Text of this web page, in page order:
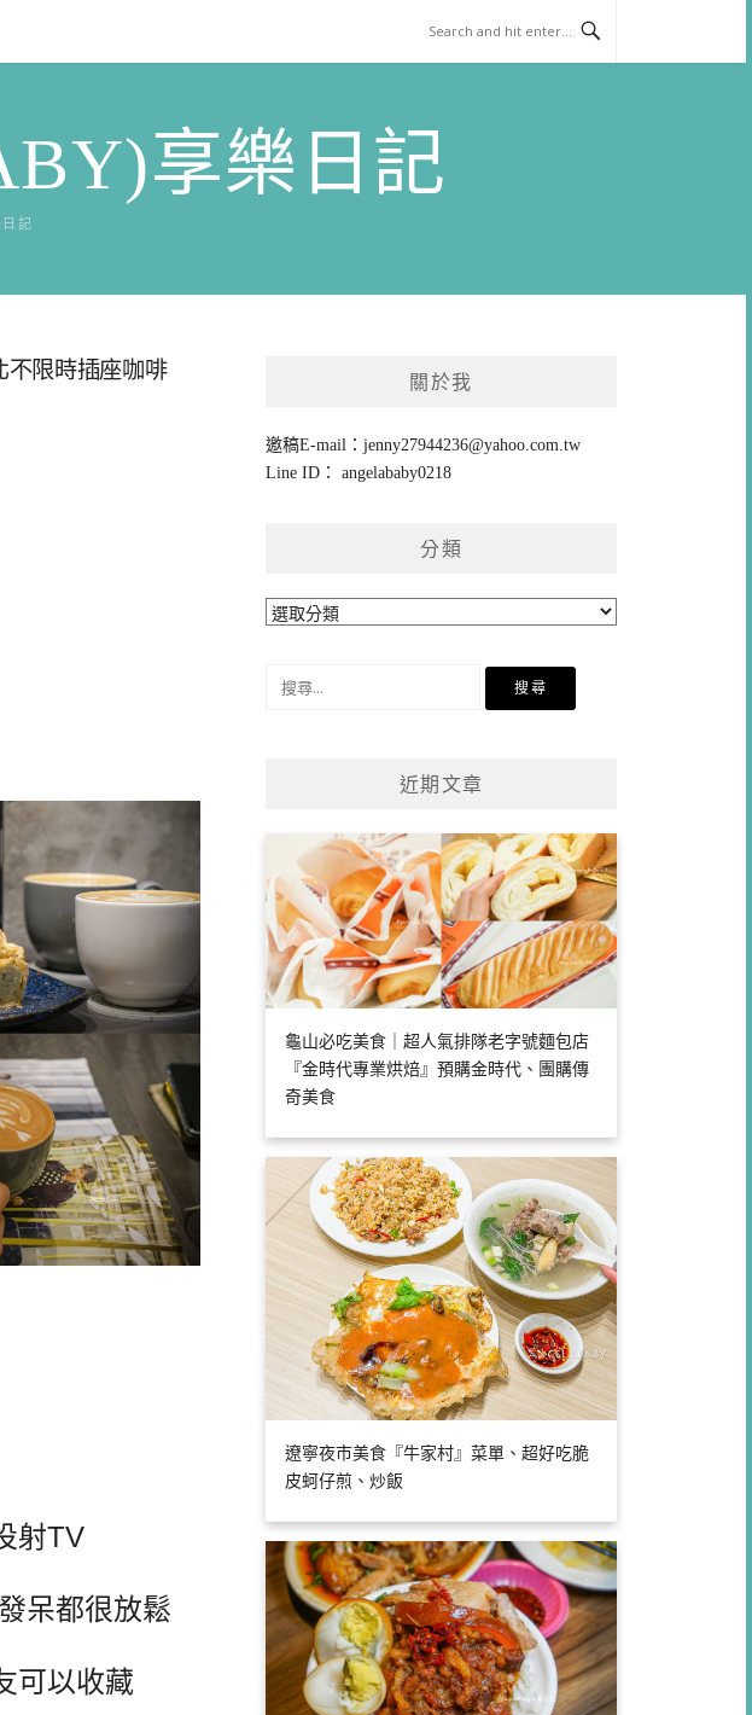
享樂日記
記
不限時插座咖啡
射TV
呆都很放鬆
可以收藏
關於我
邀稿E-mail：jenny27944236@yahoo.com.tw
Line ID： angelababy0218
分類
分
近期文章
龜山必吃美食｜超人氣排隊老字號麵包店
『金時代專業烘焙』預購金時代、團購傳
奇美食
遼寧夜市美食『牛家村』菜單、超好吃脆
皮蚵仔煎、炒飯